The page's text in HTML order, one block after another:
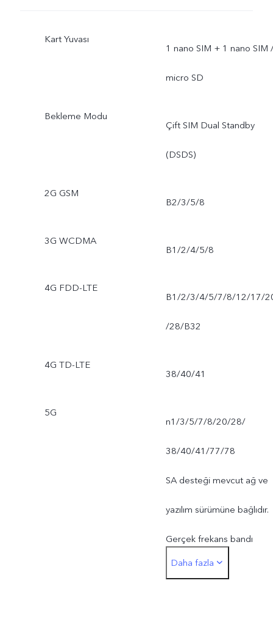
Kart Yuvası
1 nano SIM + 1 nano SIM
micro SD
Bekleme Modu
Çift SIM Dual Standby
(DSDS)
2G GSM
B2/3/5/8
3G WCDMA
B1/2/4/5/8
4G FDD-LTE
B1/2/3/4/5/7/8/12/17/
/28/B32
4G TD-LTE
38/40/41
5G
n1/3/5/7/8/20/28/
38/40/41/77/78
SA desteği mevcut ağ ve
yazılım sürümüne bağlıdır.
Gerçek frekans bandı
kullanımı yerel internet
Daha fazla